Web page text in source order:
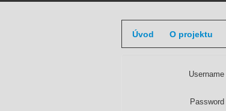
Úvod O projektu
Username
Password